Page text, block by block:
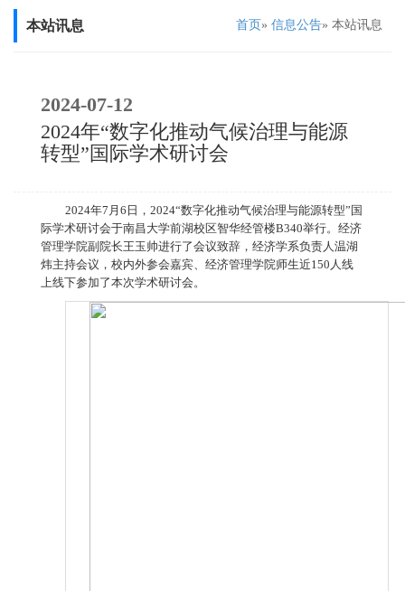
本站讯息 首页» 信息公告» 本站讯息
2024-07-12
2024年“数字化推动气候治理与能源
转型”国际学术研讨会
2024年7月6日，2024“数字化推动气候治理与能源转型”国
际学术研讨会于南昌大学前湖校区智华经管楼B340举行。经济
管理学院副院长王玉帅进行了会议致辞，经济学系负责人温湖
炜主持会议，校内外参会嘉宾、经济管理学院师生近150人线
上线下参加了本次学术研讨会。